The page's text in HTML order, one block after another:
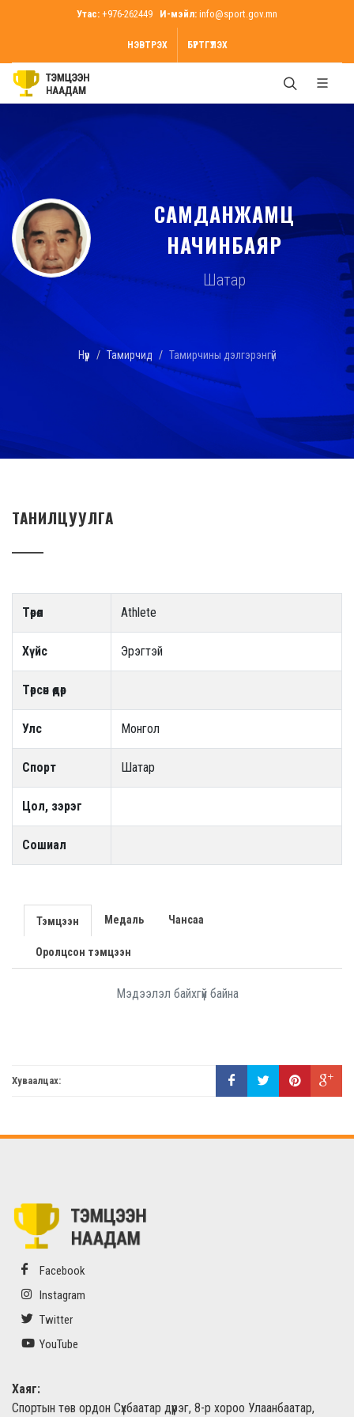
Утас: +976-262449 И-мэйл: info@sport.gov.mn
НЭВТРЭХ БҮРТГҮҮЛЭХ
САМДАНЖАМЦ
НАЧИНБАЯР
Шатар
Нүүр Тамирчид Тамирчины дэлгэрэнгүй
ТАНИЛЦУУЛГА
Төрөл Athlete
Хүйс Эрэгтэй
Төрсөн өдөр
Улс Монгол
Спорт Шатар
Цол, зэрэг
Сошиал
Тэмцээн Медаль Чансаа
Оролцсон тэмцээн
Мэдээлэл байхгүй байна
Хуваалцах:
Facebook
Instagram
Twitter
YouTube
Хаяг:
Спортын төв ордон Сүхбаатар дүүрэг, 8-р хороо Улаанбаатар,